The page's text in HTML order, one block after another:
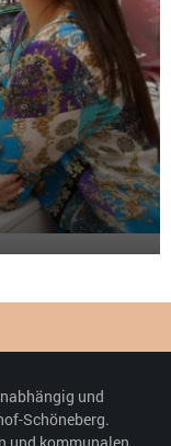
und
Schöneberg.
und kommunalen